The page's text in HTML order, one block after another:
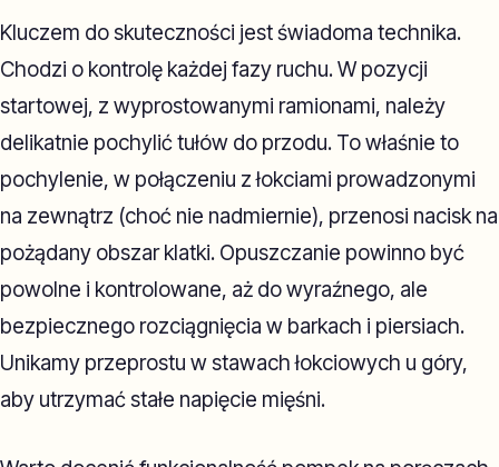
Kluczem do skuteczności jest świadoma technika.
Chodzi o kontrolę każdej fazy ruchu. W pozycji
startowej, z wyprostowanymi ramionami, należy
delikatnie pochylić tułów do przodu. To właśnie to
pochylenie, w połączeniu z łokciami prowadzonymi
na zewnątrz (choć nie nadmiernie), przenosi nacisk na
pożądany obszar klatki. Opuszczanie powinno być
powolne i kontrolowane, aż do wyraźnego, ale
bezpiecznego rozciągnięcia w barkach i piersiach.
Unikamy przeprostu w stawach łokciowych u góry,
aby utrzymać stałe napięcie mięśni.